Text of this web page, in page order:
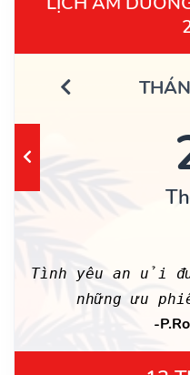
Tình yêu an ủi
những ưu
-